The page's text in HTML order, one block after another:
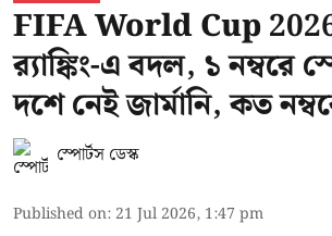
FIFA World Cup
র‍্যাঙ্কিং-এ বদল, ১ নম্বরে
দশে নেই জার্মানি, কত
স্পোর্টস ডেস্ক
Published on: 21 Jul 2026, 1:47 pm